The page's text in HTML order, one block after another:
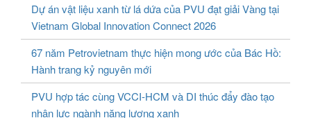
Dự án vật liệu xanh từ lá dứa của PVU đạt giải Vàng tại
Vietnam Global Innovation Connect 2026
67 năm Petrovietnam thực hiện mong ước của Bác Hồ:
Hành trang kỷ nguyên mới
PVU hợp tác cùng VCCI-HCM và DI thúc đẩy đào tạo
nhân lực ngành năng lượng xanh